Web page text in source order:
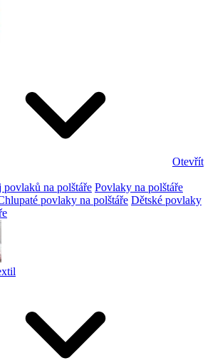
Otevřít
na polštáře Povlaky na polštáře
povlaky na polštáře Dětské povlaky